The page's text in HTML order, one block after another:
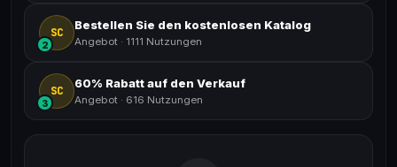
SC
2
Bestellen Sie den kostenlosen Katalog
Angebot · 1111 Nutzungen
SC
3
60% Rabatt auf den Verkauf
Angebot · 616 Nutzungen